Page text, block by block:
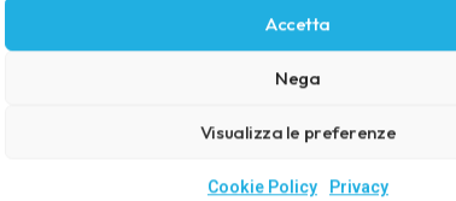
Accetta
Nega
Visualizza le preferenze
Cookie Policy Privacy
Scopri la cultura della sicurezza
Ultimi articoli